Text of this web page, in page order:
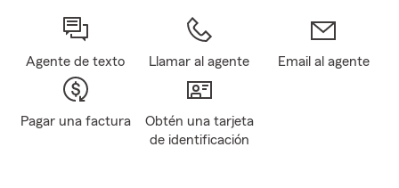
Agente de texto Llamar al agente Email al agente
Pagar una factura
Obtén una tarjeta
de identificación